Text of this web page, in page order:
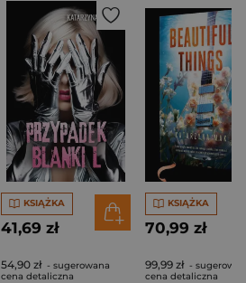
KSIĄŻKA
41,69 zł
54,90 zł - sugerowana
cena detaliczna
KSIĄŻKA
70,99 zł
99,99 zł -
cena detaliczna